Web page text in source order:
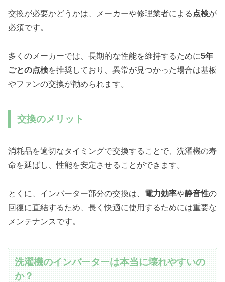
交換が必要かどうかは、メーカーや修理業者による 点検が
必須です。
多くのメーカーでは、長期的な性能を維持するために5年
ごとの点検を推奨しており、異常が見つかった場合は基板
やファンの交換が勧められます。
交換のメリット
消耗品を適切なタイミングで交換することで、洗濯機の寿
命を延ばし、性能を安定させることができます。
とくに、インバーター部分の交換は、 電力効率や静音性の
回復に直結するため、長く快適に使用するためには重要な
メンテナンスです。
洗濯機のインバーターは本当に壊れやすいの
か？